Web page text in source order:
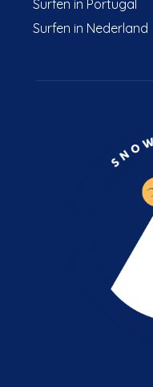
Surfen in Portugal
Surfen in Nederland